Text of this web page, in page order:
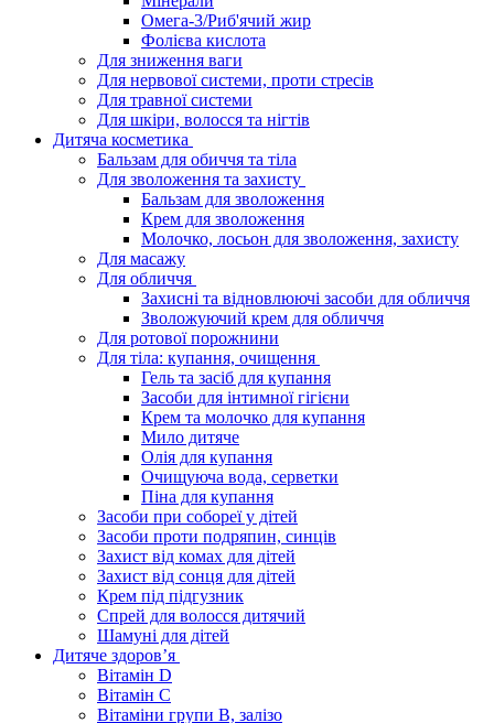
Омега-3/Риб'ячий жир
Фолієва кислота
Для зниження ваги
Для нервової системи, проти стресів
Для травної системи
Для шкіри, волосся та нігтів
Дитяча косметика
Бальзам для обиччя та тіла
Для зволоження та захисту
Бальзам для зволоження
Крем для зволоження
Молочко, лосьон для зволоження, захисту
Для масажу
Для обличчя
Захисні та відновлюючі засоби для обличчя
Зволожуючий крем для обличчя
Для ротової порожнини
Для тіла: купання, очищення
Гель та засіб для купання
Засоби для інтимної гігієни
Крем та молочко для купання
Мило дитяче
Олія для купання
Очищуюча вода, серветки
Піна для купання
Засоби при собореї у дітей
Засоби проти подряпин, синців
Захист від комах для дітей
Захист від сонця для дітей
Крем під підгузник
Спрей для волосся дитячий
Шамуні для дітей
Дитяче здоров’я
Вітамін D
Вітамін С
Вітаміни групи В, залізо